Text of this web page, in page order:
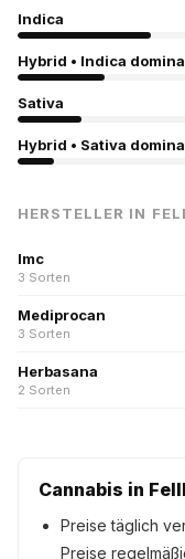
Indica
Hybrid • Indica
Sativa
Hybrid • Sativa
HERSTELLER IN
Imc
3 Sorten
Mediprocan
3 Sorten
Herbasana
2 Sorten
Cannabis in
Preise täglich
Preise